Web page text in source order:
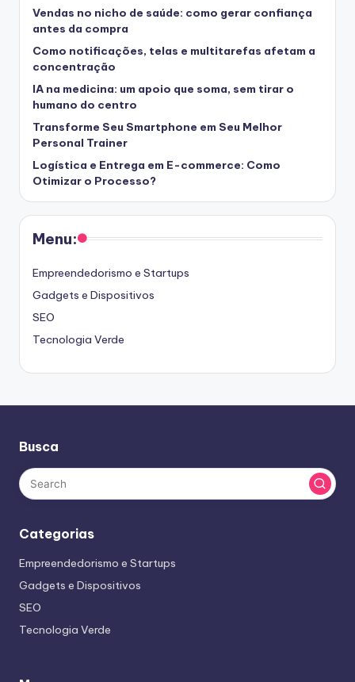
Vendas no nicho de saúde: como gerar confiança
antes da compra
Como notificações, telas e multitarefas afetam a
concentração
IA na medicina: um apoio que soma, sem tirar o
humano do centro
Transforme Seu Smartphone em Seu Melhor
Personal Trainer
Logística e Entrega em E-commerce: Como
Otimizar o Processo?
Menu:
Empreendedorismo e Startups
Gadgets e Dispositivos
SEO
Tecnologia Verde
Busca
Categorias
Empreendedorismo e Startups
Gadgets e Dispositivos
SEO
Tecnologia Verde